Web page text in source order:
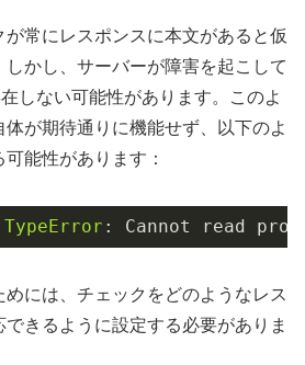
が常にレスポンスに本文があると仮
かし、サーバーが障害を起こして
しない可能性があります。このよ
体が期待通りに機能せず、以下のよ
能性があります：
TypeError : Cannot read
めには、チェックをどのようなレス
きるように設定する必要がありま